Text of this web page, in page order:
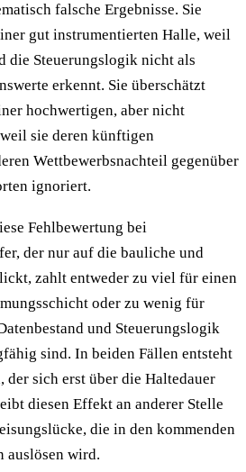
falsche Ergebnisse. Sie
gut instrumentierten Halle, weil
die Steuerungslogik nicht als
erkennt. Sie überschätzt
hochwertigen, aber nicht
sie deren künftigen
Wettbewerbsnachteil gegenüber
ignoriert.
Fehlbewertung bei
der nur auf die bauliche und
zahlt entweder zu viel für einen
oder zu wenig für
und Steuerungslogik
sind. In beiden Fällen entsteht
der sich erst über die Haltedauer
diesen Effekt an anderer Stelle
die in den kommenden
auslösen wird.